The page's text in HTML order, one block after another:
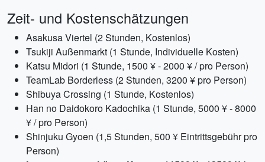
Zeit- und Kostenschätzungen
Asakusa Viertel (2 Stunden, Kostenlos)
Tsukiji Außenmarkt (1 Stunde, Individuelle Kosten)
Katsu Midori (1 Stunde, 1500 ¥ - 2000 ¥ / pro Person)
TeamLab Borderless (2 Stunden, 3200 ¥ pro Person)
Shibuya Crossing (1 Stunde, Kostenlos)
Han no Daidokoro Kadochika (1 Stunde, 5000 ¥ - 8000
¥ / pro Person)
Shinjuku Gyoen (1,5 Stunden, 500 ¥ Eintrittsgebühr pro
Person)